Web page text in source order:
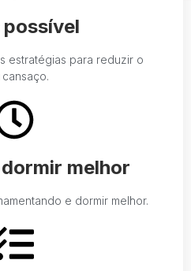
possível
estratégias para reduzir o
cansaço.
melhor
e dormir melhor.